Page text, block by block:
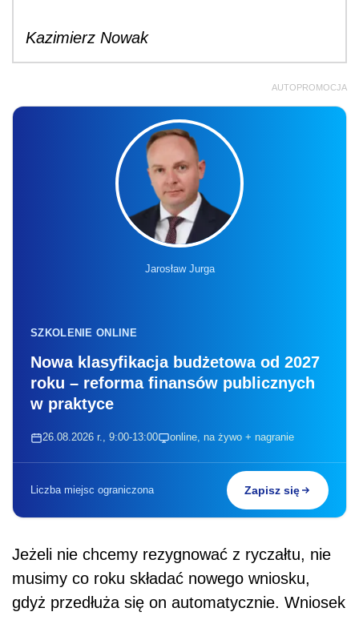
Kazimierz Nowak
AUTOPROMOCJA
Jarosław Jurga
SZKOLENIE ONLINE
Nowa klasyfikacja budżetowa od 2027
roku – reforma finansów publicznych
w praktyce
26.08.2026 r., 9:00-13:00 online, na żywo + nagranie
Liczba miejsc ograniczona Zapisz się
Jeżeli nie chcemy rezygnować z ryczałtu, nie
musimy co roku składać nowego wniosku,
gdyż przedłuża się on automatycznie. Wniosek